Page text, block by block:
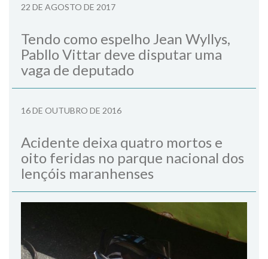
22 DE AGOSTO DE 2017
Tendo como espelho Jean Wyllys,
Pabllo Vittar deve disputar uma
vaga de deputado
16 DE OUTUBRO DE 2016
Acidente deixa quatro mortos e
oito feridas no parque nacional dos
lençóis maranhenses